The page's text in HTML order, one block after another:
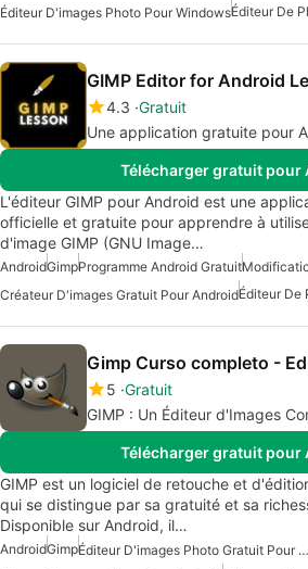
Éditeur D'images Photo Pour WindowsÉditeur De
GIMP Editor for Android
4.3 Gratuit
Une application gratuite pour
Télécharger gratuit pour
L'éditeur GIMP pour Android est une
officielle et gratuite pour apprendre à
d'image GIMP (GNU Image…
AndroidGimpProgramme Android Gratuit
Créateur D'images Gratuit Pour AndroidÉditeur De
Gimp Curso completo -
5 Gratuit
GIMP : Un Éditeur d'Images
Télécharger gratuit pour
GIMP est un logiciel de retouche et
qui se distingue par sa gratuité et sa
Disponible sur Android, il…
AndroidGimp
Éditeur D'images Photo Gratuit Pour Android